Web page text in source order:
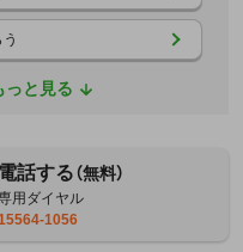
っと見る
話する（無料）
用ダイヤル
1056